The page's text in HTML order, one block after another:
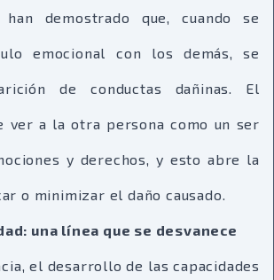
demostrado que, cuando se
emocional con los demás, se
de conductas dañinas. El
ver a la otra persona como un ser
y derechos, y esto abre la
o minimizar el daño causado.
una línea que se desvanece
el desarrollo de las capacidades